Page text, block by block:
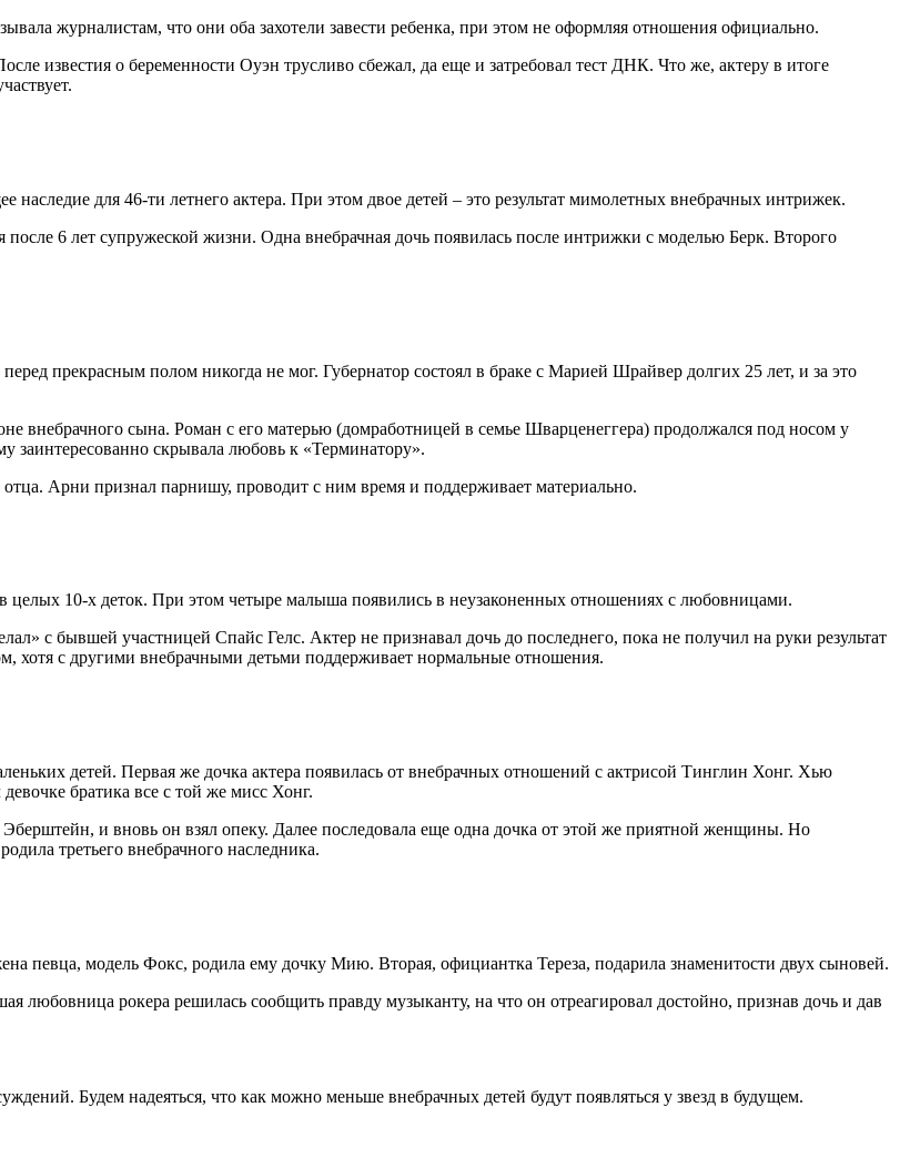
журналистам, что они оба захотели завести ребенка, при этом не оформляя отношения официально.
известия о беременности Оуэн трусливо сбежал, да еще и затребовал тест ДНК. Что же, актеру в итоге
наследие для 46-ти летнего актера. При этом двое детей – это результат мимолетных внебрачных интрижек.
6 лет супружеской жизни. Одна внебрачная дочь появилась после интрижки с моделью Берк. Второго
прекрасным полом никогда не мог. Губернатор состоял в браке с Марией Шрайвер долгих 25 лет, и за это
внебрачного сына. Роман с его матерью (домработницей в семье Шварценеггера) продолжался под носом у
заинтересованно скрывала любовь к «Терминатору».
Арни признал парнишу, проводит с ним время и поддерживает материально.
10-х деток. При этом четыре малыша появились в неузаконенных отношениях с любовницами.
с бывшей участницей Спайс Гелс. Актер не признавал дочь до последнего, пока не получил на руки результат
хотя с другими внебрачными детьми поддерживает нормальные отношения.
детей. Первая же дочка актера появилась от внебрачных отношений с актрисой Тинглин Хонг. Хью
братика все с той же мисс Хонг.
и вновь он взял опеку. Далее последовала еще одна дочка от этой же приятной женщины. Но
третьего внебрачного наследника.
певца, модель Фокс, родила ему дочку Мию. Вторая, официантка Тереза, подарила знаменитости двух сыновей.
любовница рокера решилась сообщить правду музыканту, на что он отреагировал достойно, признав дочь и дав
Будем надеяться, что как можно меньше внебрачных детей будут появляться у звезд в будущем.